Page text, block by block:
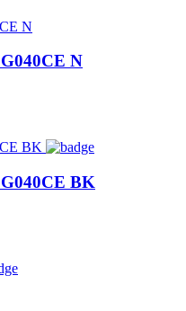
N
BK